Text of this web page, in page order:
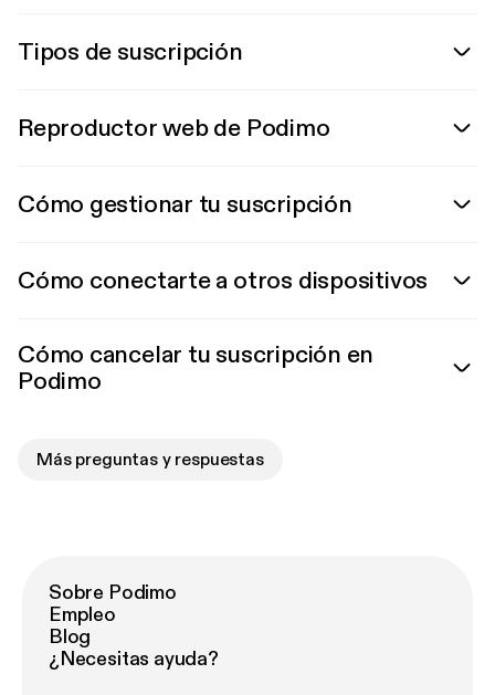
Tipos de suscripción
Reproductor web de Podimo
Cómo gestionar tu suscripción
Cómo conectarte a otros dispositivos
Cómo cancelar tu suscripción en
Podimo
Más preguntas y respuestas
Sobre Podimo
Empleo
Blog
¿Necesitas ayuda?